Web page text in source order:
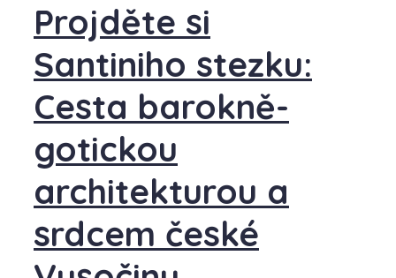
Projděte si
Santiniho stezku:
Cesta barokně-
gotickou
architekturou a
srdcem české